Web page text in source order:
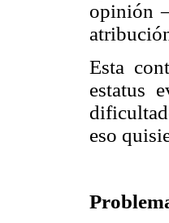
opinión
Esta
estatus
eso